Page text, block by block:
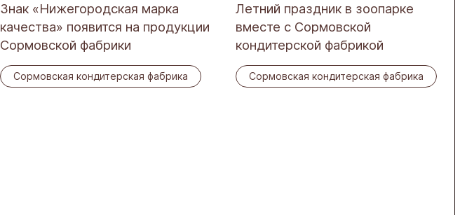
Знак «Нижегородская марка
качества» появится на продукции
Сормовской фабрики
Сормовская кондитерская фабрика
Летний праздник в зоопарке
вместе с Сормовской
кондитерской фабрикой
Сормовская кондитерская фабрика